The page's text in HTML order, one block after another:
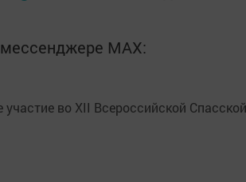
мессенджере MАХ: